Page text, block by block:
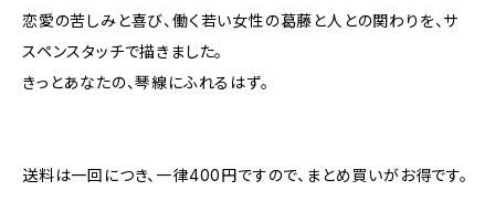
恋愛の苦しみと喜び、働く若い女性の葛藤と人との関わりを、サ
スペンスタッチで描きました。
きっとあなたの、琴線にふれるはず。
送料は一回につき、一律400円ですので、まとめ買いがお得です。